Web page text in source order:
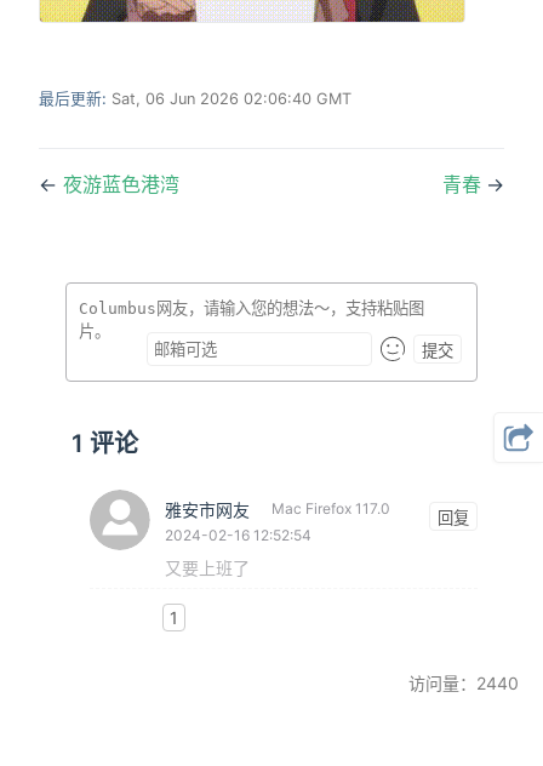
最后更新: Sat, 06 Jun 2026 02:06:40 GMT
← 夜游蓝色港湾 青春 →
提交
1 评论
雅安市网友
Mac Firefox 117.0
2024-02-16 12:52:54
回复
又要上班了
1
访问量：2440